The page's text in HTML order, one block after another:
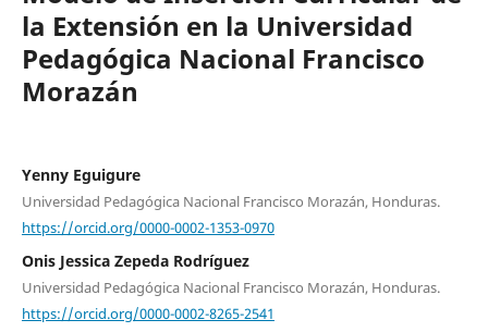
la Extensión en la Universidad
Pedagógica Nacional Francisco
Morazán
Yenny Eguigure
Universidad Pedagógica Nacional Francisco Morazán, Honduras.
https://orcid.org/0000-0002-1353-0970
Onis Jessica Zepeda Rodríguez
Universidad Pedagógica Nacional Francisco Morazán, Honduras.
https://orcid.org/0000-0002-8265-2541